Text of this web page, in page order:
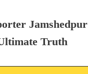
Jamshedpur
Truth